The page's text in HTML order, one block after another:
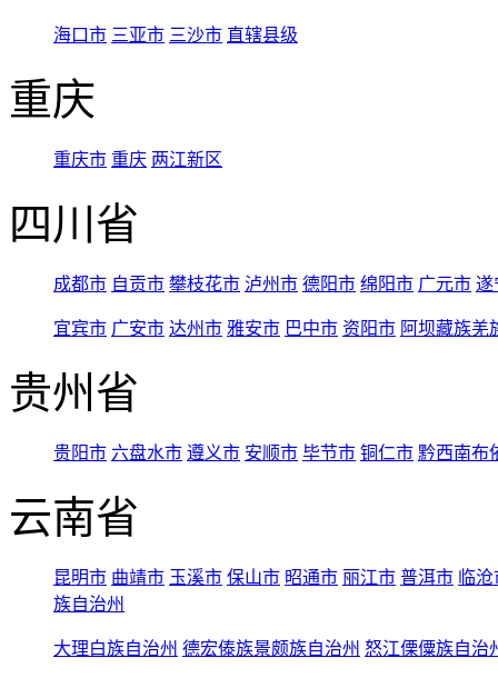
海口市 三亚市 三沙市 直辖县级
重庆
重庆市 重庆 两江新区
四川省
成都市 自贡市 攀枝花市 泸州市 德阳市 绵阳市 广元市 遂
宜宾市 广安市 达州市 雅安市 巴中市 资阳市 阿坝藏族羌
贵州省
贵阳市 六盘水市 遵义市 安顺市 毕节市 铜仁市 黔西南布
云南省
昆明市 曲靖市 玉溪市 保山市 昭通市 丽江市 普洱市 临
族自治州
大理白族自治州 德宏傣族景颇族自治州 怒江傈僳族自治